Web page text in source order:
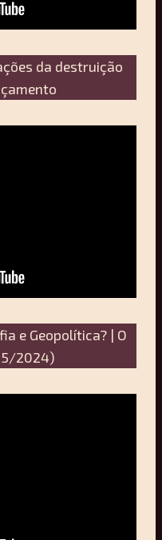
da destruição
e Geopolítica? | O
2024)